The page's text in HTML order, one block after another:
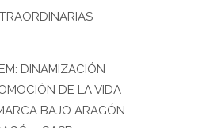
DINAMIZACIÓN
DE LA VIDA
BAJO ARAGÓN –